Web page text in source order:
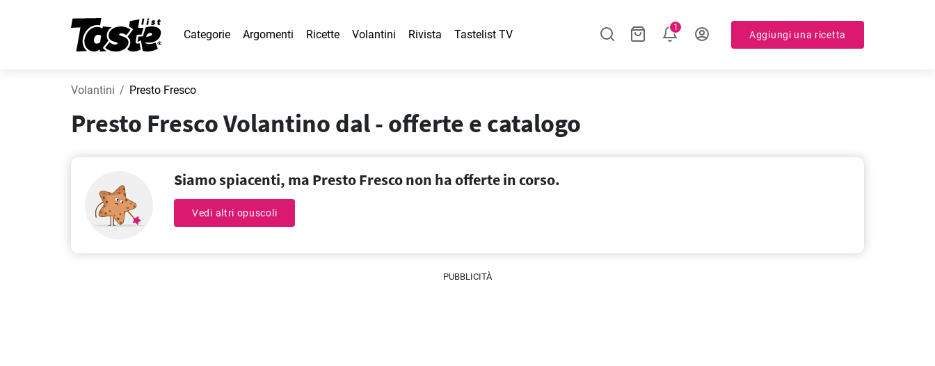
Categorie Argomenti Ricette Volantini Rivista Tastelist TV
1
Aggiungi una ricetta
Volantini Presto Fresco
Presto Fresco Volantino dal - offerte e catalogo
Siamo spiacenti, ma Presto Fresco non ha offerte in corso.
Vedi altri opuscoli
PUBBLICITÀ